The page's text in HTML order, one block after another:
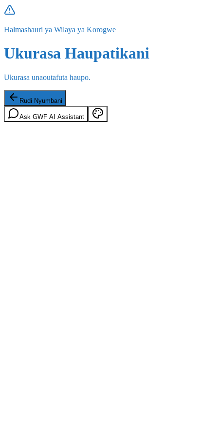
Halmashauri ya Wilaya ya Korogwe
Ukurasa Haupatikani
Ukurasa unaoutafuta haupo.
Rudi Nyumbani
Ask GWF AI Assistant